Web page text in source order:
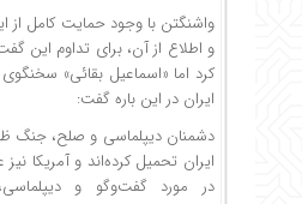
واشنگتن با وجود حمایت کامل از
و اطلاع از آن، برای تداوم این
کرد اما «اسماعیل بقائی» سخنگوی
ایران در این باره گفت:
دشمنان دیپلماسی و صلح، جنگ
ایران تحمیل کرده‌اند و آمریکا نیز
در مورد گفت‌وگو و